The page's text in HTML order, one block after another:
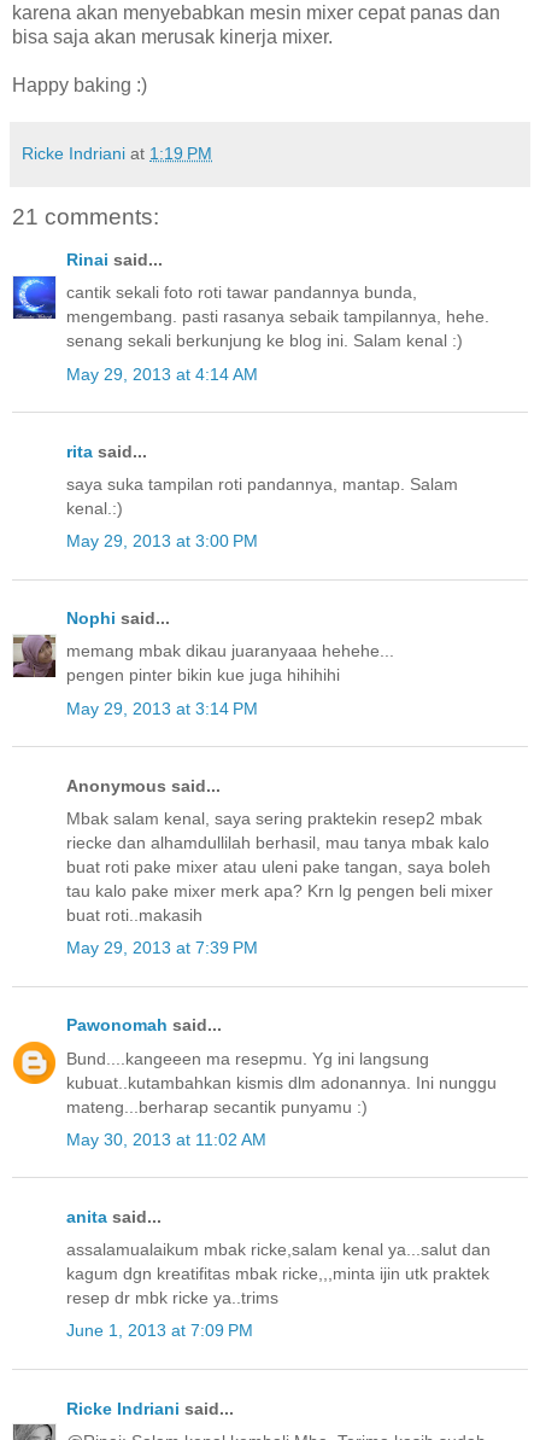
karena akan menyebabkan mesin mixer cepat panas dan
bisa saja akan merusak kinerja mixer.
Happy baking :)
Ricke Indriani at 1:19 PM
21 comments:
Rinai said...
cantik sekali foto roti tawar pandannya bunda,
mengembang. pasti rasanya sebaik tampilannya, hehe.
senang sekali berkunjung ke blog ini. Salam kenal :)
May 29, 2013 at 4:14 AM
rita said...
saya suka tampilan roti pandannya, mantap. Salam
kenal.:)
May 29, 2013 at 3:00 PM
Nophi said...
memang mbak dikau juaranyaaa hehehe...
pengen pinter bikin kue juga hihihihi
May 29, 2013 at 3:14 PM
Anonymous said...
Mbak salam kenal, saya sering praktekin resep2 mbak
riecke dan alhamdullilah berhasil, mau tanya mbak kalo
buat roti pake mixer atau uleni pake tangan, saya boleh
tau kalo pake mixer merk apa? Krn lg pengen beli mixer
buat roti..makasih
May 29, 2013 at 7:39 PM
Pawonomah said...
Bund....kangeeen ma resepmu. Yg ini langsung
kubuat..kutambahkan kismis dlm adonannya. Ini nunggu
mateng...berharap secantik punyamu :)
May 30, 2013 at 11:02 AM
anita said...
assalamualaikum mbak ricke,salam kenal ya...salut dan
kagum dgn kreatifitas mbak ricke,,,minta ijin utk praktek
resep dr mbk ricke ya..trims
June 1, 2013 at 7:09 PM
Ricke Indriani said...